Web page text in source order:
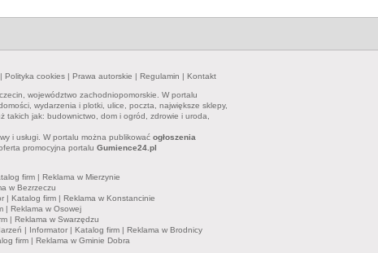
| Polityka cookies | Prawa autorskie | Regulamin | Kontakt
województwo zachodniopomorskie. W portalu
wydarzenia i plotki, ulice, poczta, największe sklepy,
takich jak: budownictwo, dom i ogród, zdrowie i uroda,
i usługi. W portalu można publikować ogłoszenia
promocyjna portalu Gumience24.pl
firm | Reklama w Mierzynie
w Bezrzeczu
| Katalog firm | Reklama w Konstancinie
| Reklama w Osowej
| Reklama w Swarzędzu
| Informator | Katalog firm | Reklama w Brodnicy
firm | Reklama w Gminie Dobra